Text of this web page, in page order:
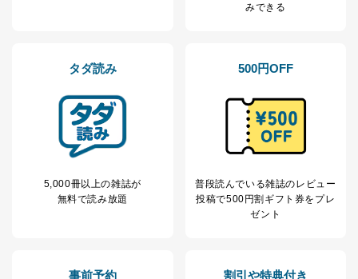
当社が取り扱う開示対象個人情報の利用目的は次のとお
当社の定期購読サ
ービス等をご利用
の方の個人情報
購入商品の配送のため
ｅメール等による商品、サービ
ス、キャンペーン等の広告の案内
個人が特定できない形で取得した
析して、趣味・嗜好に
応じた新商品・サービスに関する
広告のため
お問い合わせ対応、トラブル対
カスタマーQ＆Aサイトの投稿内容
みできる
タダ読み
5,000冊以上の雑誌が
無料で読み放題
500円OFF
普段読んでいる雑誌のレビュー
投稿で500円割ギフト券をプレ
ゼント
事前予約 割引や特典付き